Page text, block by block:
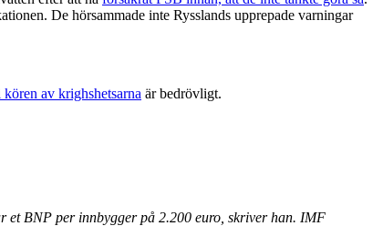
De hörsammade inte Rysslands upprepade varningar
av krighshetsarna är bedrövligt.
et BNP per innbygger på 2.200 euro, skriver han. IMF